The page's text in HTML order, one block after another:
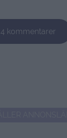
4 kommentarer